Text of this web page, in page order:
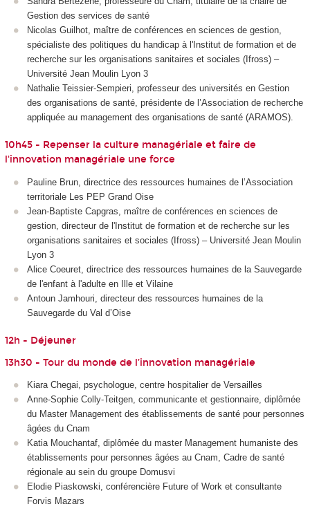
Gestion des services de santé
Nicolas Guilhot, maître de conférences en sciences de gestion,
spécialiste des politiques du handicap à l'Institut de formation et de
recherche sur les organisations sanitaires et sociales (Ifross) –
Université Jean Moulin Lyon 3
Nathalie Teissier-Sempieri, professeur des universités en Gestion
des organisations de santé, présidente de l’Association de recherche
appliquée au management des organisations de santé (ARAMOS).
10h45 - Repenser la culture managériale et faire de
l'innovation managériale une force
Pauline Brun, directrice des ressources humaines de l’Association
territoriale Les PEP Grand Oise
Jean-Baptiste Capgras, maître de conférences en sciences de
gestion, directeur de l'Institut de formation et de recherche sur les
organisations sanitaires et sociales (Ifross) – Université Jean Moulin
Lyon 3
Alice Coeuret, directrice des ressources humaines de la Sauvegarde
de l'enfant à l'adulte en Ille et Vilaine
Antoun Jamhouri, directeur des ressources humaines de la
Sauvegarde du Val d’Oise
12h - Déjeuner
13h30 - Tour du monde de l’innovation managériale
Kiara Chegai, psychologue, centre hospitalier de Versailles
Anne-Sophie Colly-Teitgen, communicante et gestionnaire, diplômée
du Master Management des établissements de santé pour personnes
âgées du Cnam
Katia Mouchantaf, diplômée du master Management humaniste des
établissements pour personnes âgées au Cnam, Cadre de santé
régionale au sein du groupe Domusvi
Elodie Piaskowski, conférencière Future of Work et consultante
Forvis Mazars